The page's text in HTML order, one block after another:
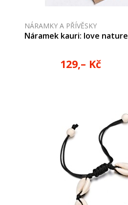
NÁRAMKY A PŘÍVĚSKY
Náramek kauri: love nature
129,– Kč